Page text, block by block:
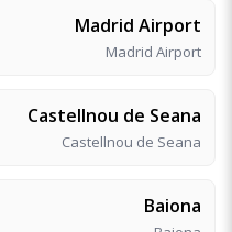
Madrid Airport
Madrid Airport
Castellnou de Seana
Castellnou de Seana
Baiona